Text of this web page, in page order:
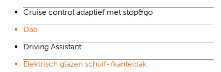
Cruise control adaptief met stop&go
Dab
Driving Assistant
Elektrisch glazen schuif-/kanteldak